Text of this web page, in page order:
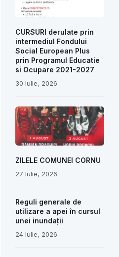
CURSURI derulate prin
intermediul Fondului
Social European Plus
prin Programul Educatie
si Ocupare 2021-2027
30 Iulie, 2026
ZILELE COMUNEI CORNU
27 Iulie, 2026
Reguli generale de
utilizare a apei în cursul
unei inundații
24 Iulie, 2026